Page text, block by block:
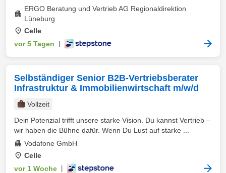
ERGO Beratung und Vertrieb AG Regionaldirektion
Lüneburg
Celle
vor 5 Tagen
Selbständiger Senior B2B-Vertriebsberater
Infrastruktur & Immobilienwirtschaft m/w/d
Vollzeit
Dein Potenzial trifft unsere starke Vision. Du kannst Vertrieb –
wir haben die Bühne dafür. Wenn Du Lust auf starke ...
Vodafone GmbH
Celle
vor 1 Woche